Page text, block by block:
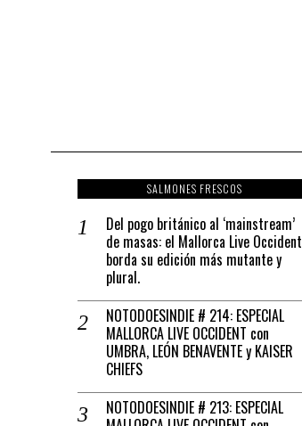
SALMONES FRESCOS
Del pogo británico al ‘mainstream’
de masas: el Mallorca Live Occident
borda su edición más mutante y
plural.
NOTODOESINDIE # 214: ESPECIAL
MALLORCA LIVE OCCIDENT con
UMBRA, LEÓN BENAVENTE y KAISER
CHIEFS
NOTODOESINDIE # 213: ESPECIAL